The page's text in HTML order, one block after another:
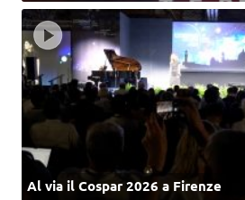
Al via il Cospar 2026 a Firenze